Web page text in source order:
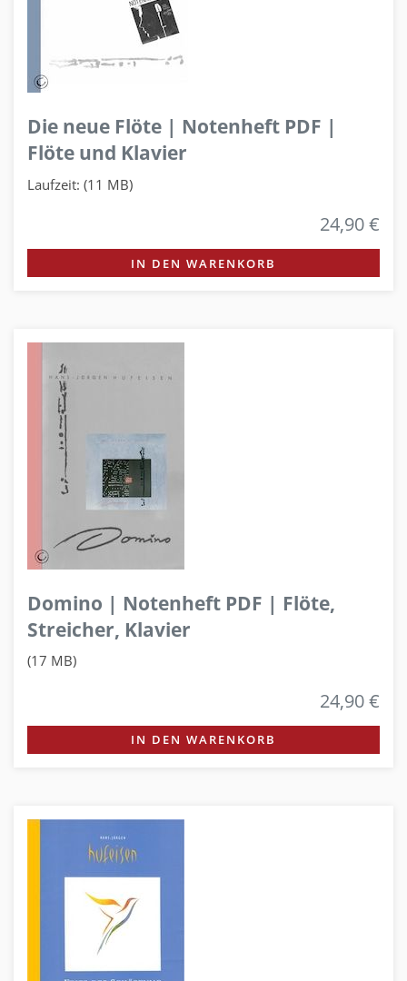
Die neue Flöte | Notenheft PDF |
Flöte und Klavier
Laufzeit: (11 MB)
24,90 €
IN DEN WARENKORB
Domino | Notenheft PDF | Flöte,
Streicher, Klavier
(17 MB)
24,90 €
IN DEN WARENKORB